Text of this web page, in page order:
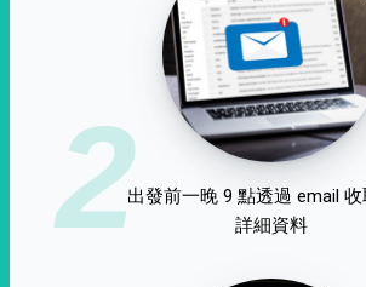
2出發前一晚 9 點透過 email
詳細資料